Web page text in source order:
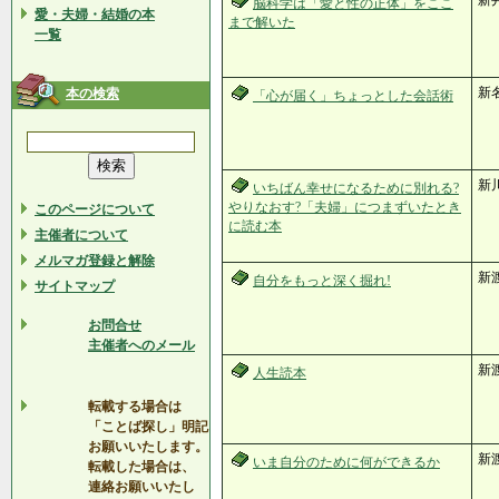
愛・夫婦・結婚の本
一覧
本の検索
このページについて
主催者について
メルマガ登録と解除
サイトマップ
お問合せ
主催者へのメール
転載する場合は
「ことば探し」明記
お願いいたします。
転載した場合は、
連絡お願いいたし
脳科学は「愛と性の正体」をここ
まで解いた
「心が届く」ちょっとした会話術 新
いちばん幸せになるために別れる?
やりなおす?「夫婦」につまずいたとき
に読む本
新
自分をもっと深く掘れ! 新
人生読本 新
いま自分のために何ができるか 新